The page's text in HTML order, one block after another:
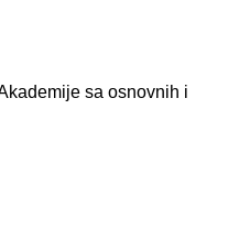
sa osnovnih i